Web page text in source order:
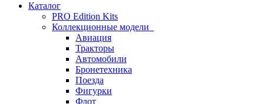
Каталог
PRO Edition Kits
Коллекционные модели
Авиация
Тракторы
Автомобили
Бронетехника
Поезда
Фигурки
Флот